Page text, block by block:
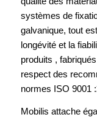
systèmes de
galvanique, tout
longévité et la
produits ,
respect des
normes ISO 9001
Mobilis attache